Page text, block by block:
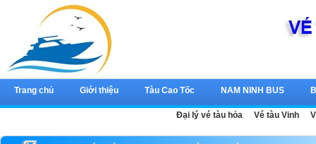
Trang chủ Giới thiệu Tàu Cao Tốc NAM NINH BUS
Đại lý vé tàu hỏa Vé tàu Vinh